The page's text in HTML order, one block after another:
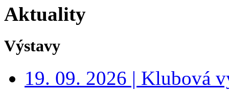
Aktuality
Výstavy
19. 09. 2026 | Klubová